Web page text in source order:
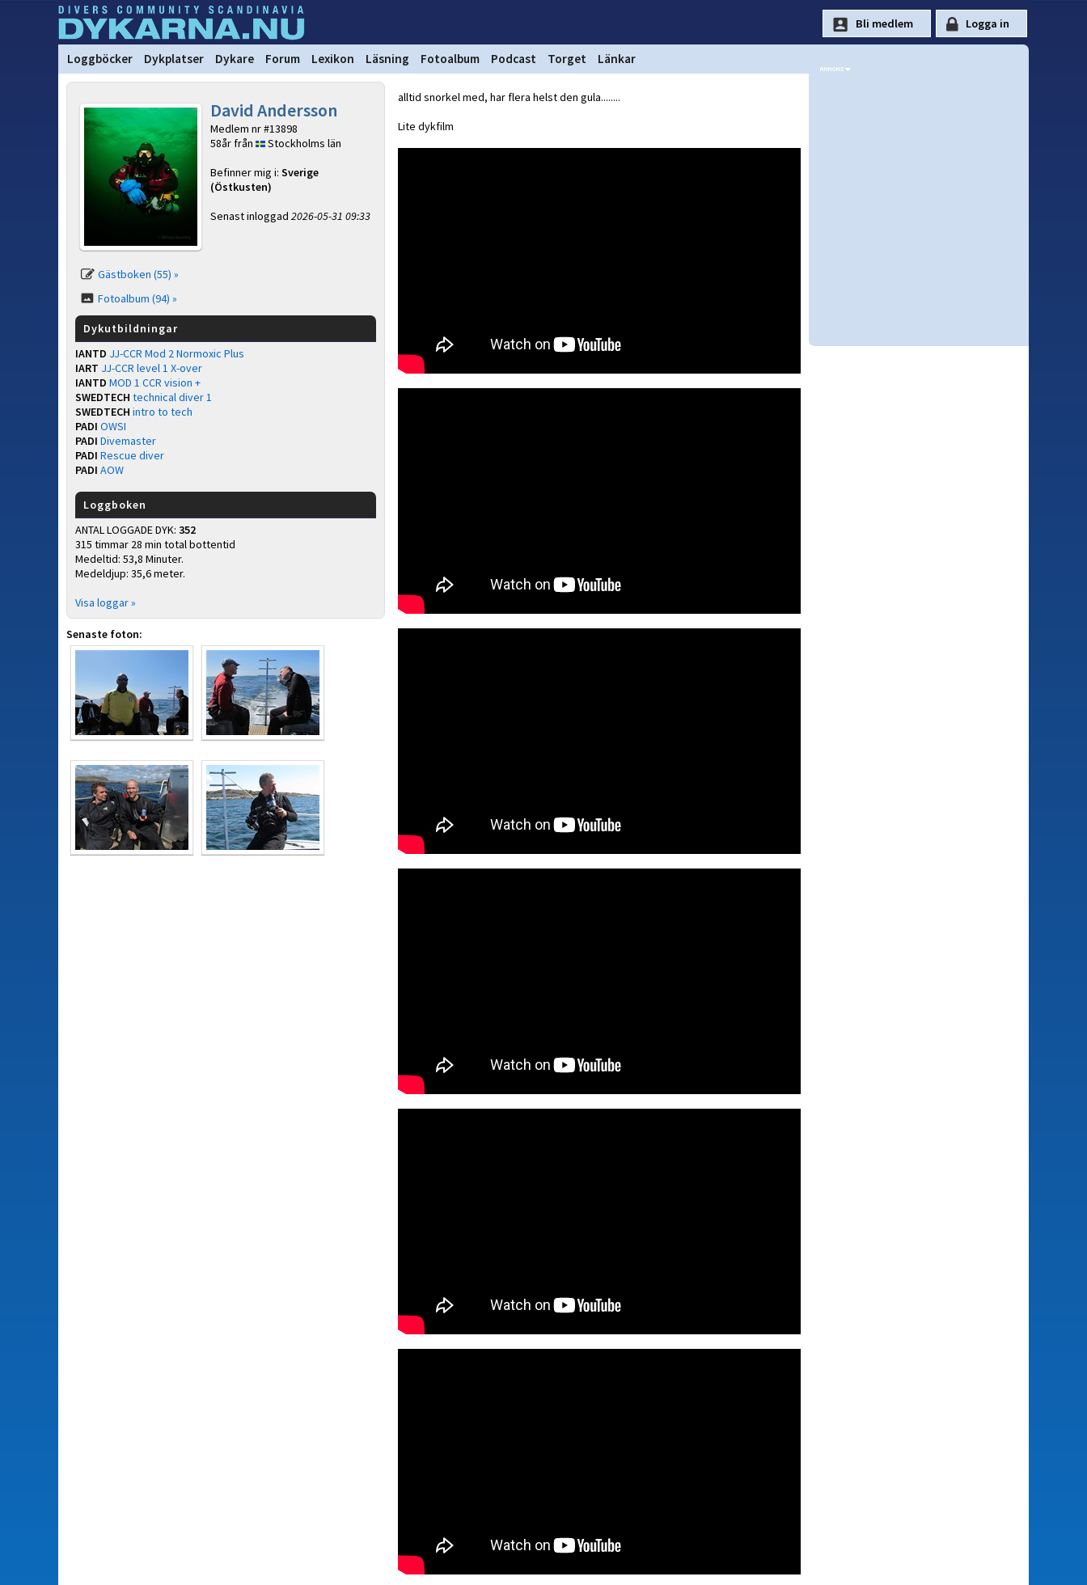
Loggböcker Dykplatser Dykare Forum Lexikon Läsning Fotoalbum Podcast Torget Länkar
Gästboken (55) »
Fotoalbum (94) »
David Andersson
Medlem nr #13898
58år från
Stockholms län
Befinner mig i:Sverige
(Östkusten)
Senast inloggad2026-05-31 09:33
Dykutbildningar
IANTD JJ-CCR Mod 2 Normoxic Plus
IART JJ-CCR level 1 X-over
IANTD MOD 1 CCR vision +
SWEDTECH technical diver 1
SWEDTECH intro to tech
PADI OWSI
PADI Divemaster
PADI Rescue diver
PADI AOW
Loggboken
ANTAL LOGGADE DYK: 352
315 timmar 28 min total bottentid
Medeltid: 53,8 Minuter.
Medeldjup: 35,6 meter.
Visa loggar »
Senaste foton:
alltid snorkel med, har flera helst den gula........
Lite dykfilm